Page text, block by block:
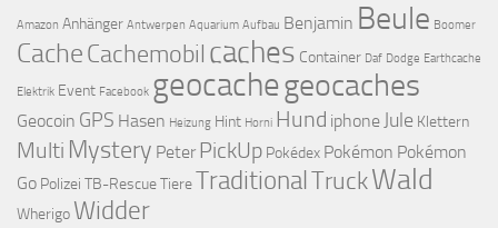
Amazon Anhänger Antwerpen Aquarium Aufbau Benjamin Beule Boomer
CacheCachemobil caches Container Daf Dodge Earthcache
Elektrik Event Facebook geocachegeocaches
Geocoin GPS Hasen Heizung Hint Horni Hund iphone Jule Klettern
Multi Mystery Peter PickUp Pokédex Pokémon Pokémon
Go Polizei TB-RescueTiereTraditional TruckWald
Wherigo Widder